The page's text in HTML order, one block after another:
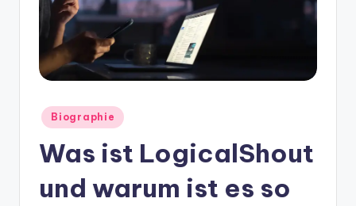
Posted
in
Biographie
Was ist LogicalShout
und warum ist es so